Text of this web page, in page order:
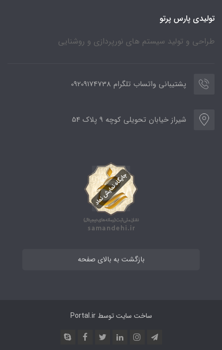
تولیدی پارس پرتو
طراحی و تولید سیستم های نورپردازی و روشنایی
پشتیبانی واتساب تلگرام 09209174738
شیراز خیابان تحویلی کوچه 9 پلاک 54
بازگشت به بالای صفحه
ساخت سایت توسطPortal.ir